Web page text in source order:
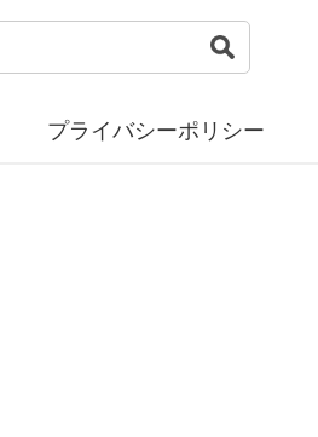
プライバシーポリシー